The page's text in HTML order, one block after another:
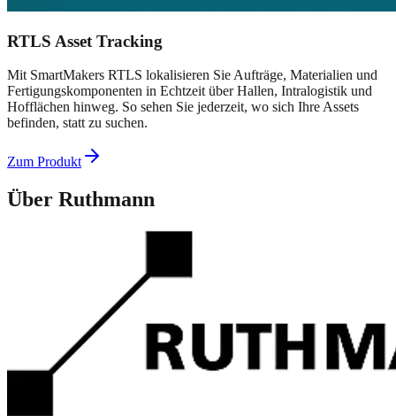
RTLS Asset Tracking
Mit SmartMakers RTLS lokalisieren Sie Aufträge, Materialien und
Fertigungskomponenten in Echtzeit über Hallen, Intralogistik und
Hofflächen hinweg. So sehen Sie jederzeit, wo sich Ihre Assets
befinden, statt zu suchen.
Zum Produkt
Über Ruthmann